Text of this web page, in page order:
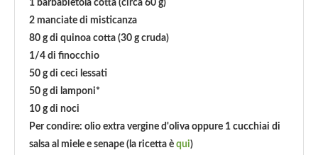
1 barbabietola cotta (circa 60 g)
2 manciate di misticanza
80 g di quinoa cotta (30 g cruda)
1/4 di finocchio
50 g di ceci lessati
50 g di lamponi*
10 g di noci
Per condire: olio extra vergine d'oliva oppure 1 cucchiai di
salsa al miele e senape (la ricetta è qui)